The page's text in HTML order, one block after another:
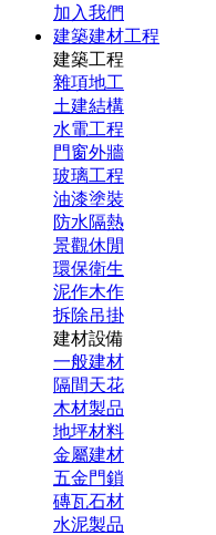
加入我們
建築建材工程
建築工程
雜項地工
土建結構
水電工程
門窗外牆
玻璃工程
油漆塗裝
防水隔熱
景觀休閒
環保衛生
泥作木作
拆除吊掛
建材設備
一般建材
隔間天花
木材製品
地坪材料
金屬建材
五金門鎖
磚瓦石材
水泥製品